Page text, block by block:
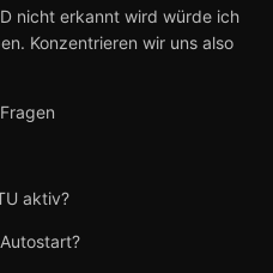
nicht erkannt wird würde ich
Konzentrieren wir uns also
aktiv?